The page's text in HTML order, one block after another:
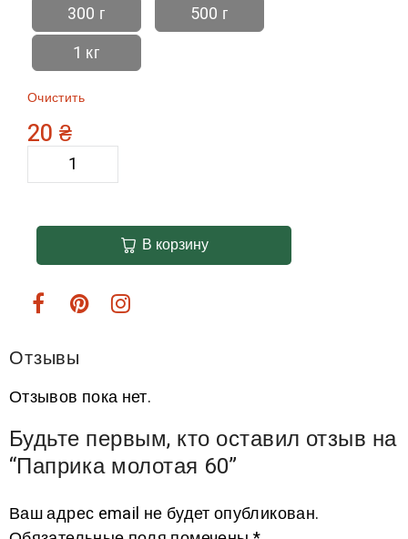
300 г
500 г
1 кг
Очистить
20₴
В корзину
Отзывы
Отзывов пока нет.
Будьте первым, кто оставил отзыв на
“Паприка молотая 60”
Ваш адрес email не будет опубликован.